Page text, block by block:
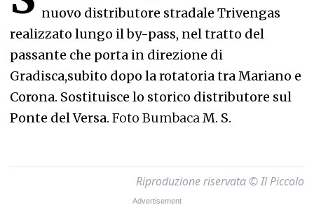
nuovo distributore stradale Trivengas
realizzato lungo il by-pass, nel tratto del
passante che porta in direzione di
Gradisca,subito dopo la rotatoria tra Mariano e
Corona. Sostituisce lo storico distributore sul
Ponte del Versa. Foto BumbacaM. S.
Riproduzione riservata © Il Piccolo